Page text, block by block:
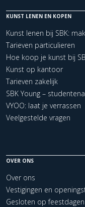
KUNST LENEN EN KOPEN
Kunst lenen bij SBK:
Tarieven particulieren
Hoe koop je kunst bij
Kunst op kantoor
Tarieven zakelijk
SBK Young –
VYOO: laat je verrassen
Veelgestelde vragen
OVER ONS
Over ons
Vestigingen en
Gesloten op feestdagen